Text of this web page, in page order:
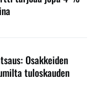
Osakkeiden
tuloskauden